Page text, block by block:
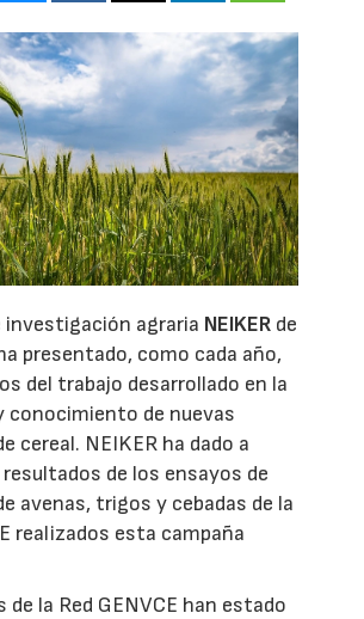
investigación agraria NEIKER de
presentado, como cada año,
del trabajo desarrollado en la
conocimiento de nuevas
cereal. NEIKER ha dado a
de los ensayos de
avenas, trigos y cebadas de la
realizados esta campaña
de la Red GENVCE han estado